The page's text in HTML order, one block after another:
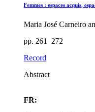
Femmes : espaces acquis,
Maria José Carneiro
pp. 261–272
Record
Abstract
FR: